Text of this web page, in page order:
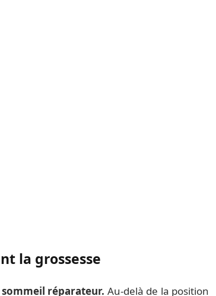
la grossesse
réparateur. Au-delà de la position